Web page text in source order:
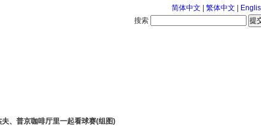
简体中文 繁体中文
搜索
夫、普京咖啡厅里一起看球赛(组图)